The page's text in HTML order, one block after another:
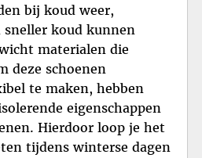
bij koud weer,
sneller koud kunnen
materialen die
deze schoenen
te maken, hebben
eigenschappen
Hierdoor loop je het
tijdens winterse dagen